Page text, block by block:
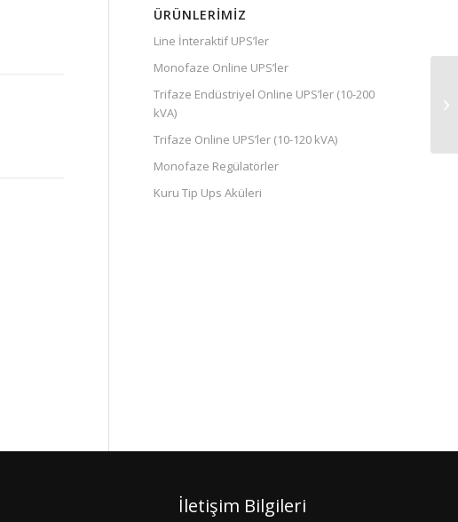
ÜRÜNLERIMIZ
Line İnteraktif UPS’ler
Monofaze Online UPS’ler
Trifaze Endüstriyel Online UPS’ler (10-200
kVA)
Trifaze Online UPS’ler (10-120 kVA)
Monofaze Regülatörler
Kuru Tip Ups Aküleri
İletişim Bilgileri